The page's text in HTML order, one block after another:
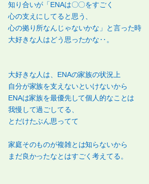
知り合いが「ENAは〇〇をすごく
心の支えにしてると思う、
心の拠り所なんじゃないかな」と言った時
大好きな人はどう思ったかな‥。
大好きな人は、ENAの家族の状況上
自分が家族を支えないといけないから
ENAは家族を最優先して個人的なことは
我慢して過ごしてる、
とだけたぶん思ってて
家庭そのものが複雑とは知らないから
まだ良かったなとはすごく考えてる。